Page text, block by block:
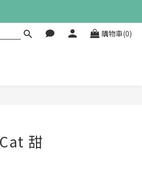
購物車(0)
甜